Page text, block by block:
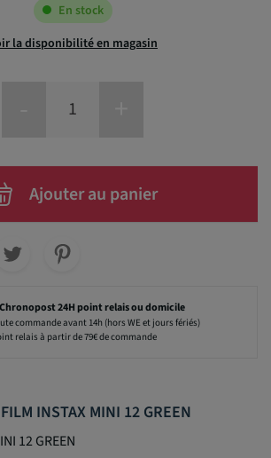
En stock
la disponibilité en magasin
Ajouter au panier
24H point relais ou domicile
commande avant 14h (hors WE et jours fériés)
relais à partir de 79€ de commande
INSTAX MINI 12 GREEN
12 GREEN